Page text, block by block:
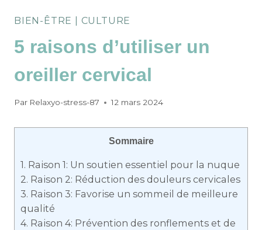
BIEN-ÊTRE CULTURE
5 raisons d’utiliser un
oreiller cervical
Par Relaxyo-stress-87 12 mars 2024
Sommaire
1. Raison 1: Un soutien essentiel pour la nuque
2. Raison 2: Réduction des douleurs cervicales
3. Raison 3: Favorise un sommeil de meilleure
qualité
4. Raison 4: Prévention des ronflements et de